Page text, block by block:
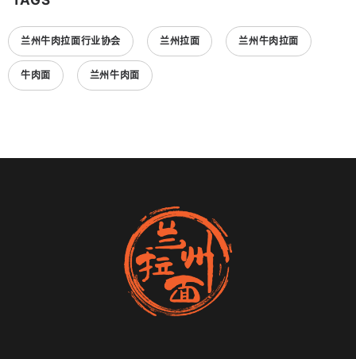
兰州牛肉拉面行业协会 兰州拉面 兰州牛肉拉面
牛肉面 兰州牛肉面